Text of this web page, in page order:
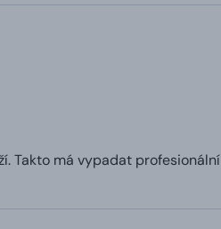
Takto má vypadat profesionální